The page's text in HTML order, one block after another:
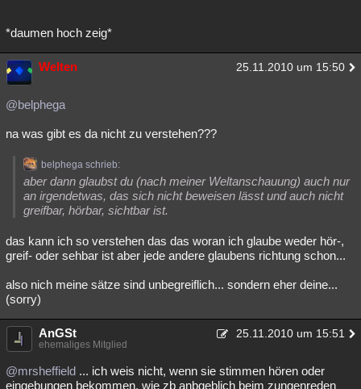
*daumen hoch zeig*
Welten 25.11.2010 um 15:50
@belphega
na was gibt es da nicht zu verstehen???
belphega schrieb:
aber dann glaubst du (nach meiner Weltanschauung) auch nur
an irgendetwas, das sich nicht beweisen lässt und auch nicht
greifbar, hörbar, sichtbar ist.
das kann ich so verstehen das das woran ich glaube weder hör-,
greif- oder sehbar ist aber jede andere glaubens richtung schon...
also nich meine sätze sind unbegreiflich... sondern eher deine...
(sorry)
AnGSt 25.11.2010 um 15:51
ehemaliges Mitglied
@mrsheffield ... ich weis nicht, wenn sie stimmen hören oder
eingebungen bekommen, wie zb anbgeblich beim zungenreden